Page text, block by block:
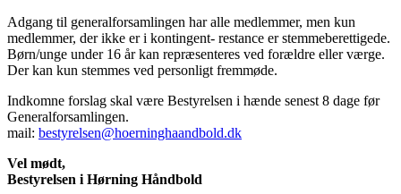
Adgang til generalforsamlingen har alle medlemmer, men kun
medlemmer, der ikke er i kontingent- restance er stemmeberettigede.
Børn/unge under 16 år kan repræsenteres ved forældre eller værge.
Der kan kun stemmes ved personligt fremmøde.
Indkomne forslag skal være Bestyrelsen i hænde senest 8 dage før
Generalforsamlingen.
mail: bestyrelsen@hoerninghaandbold.dk
Vel mødt,
Bestyrelsen i Hørning Håndbold